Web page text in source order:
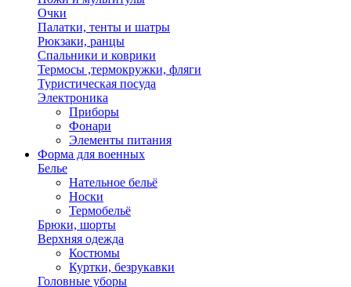
Очки
Палатки, тенты и шатры
Рюкзаки, ранцы
Спальники и коврики
Термосы ,термокружки, фляги
Туристическая посуда
Электроника
Приборы
Фонари
Элементы питания
Форма для военных
Белье
Нательное бельё
Носки
Термобельё
Брюки, шорты
Верхняя одежда
Костюмы
Куртки, безрукавки
Головные уборы